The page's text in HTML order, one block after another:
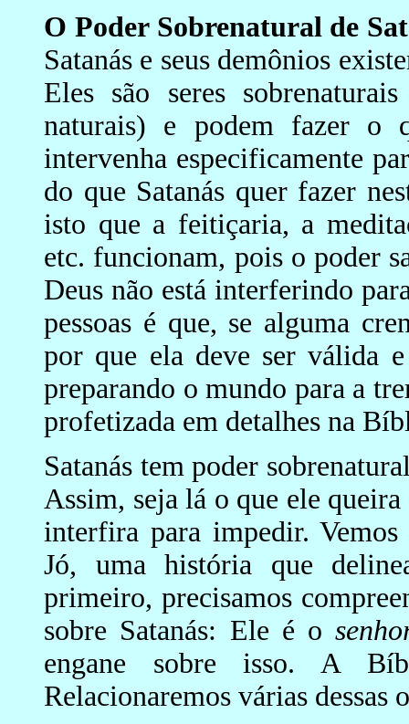
O Poder Sobrenatural de
Satanás e seus demônios
Eles são seres
naturais) e podem fazer o
intervenha especificamente
do que Satanás quer fazer
isto que a feitiçaria, a
etc. funcionam, pois o poder
Deus não está interferindo
pessoas é que, se alguma
por que ela deve ser válida
preparando o mundo para a
profetizada em detalhes na
Satanás tem poder
Assim, seja lá o que ele
interfira para impedir.
Jó, uma história que
primeiro, precisamos
sobre Satanás: Ele é o
engane sobre isso. A
Relacionaremos várias dessas